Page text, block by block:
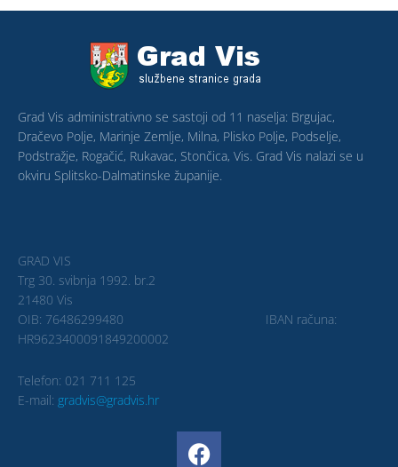
Grad Vis administrativno se sastoji od 11 naselja: Brgujac,
Dračevo Polje, Marinje Zemlje, Milna, Plisko Polje, Podselje,
Podstražje, Rogačić, Rukavac, Stončica, Vis. Grad Vis nalazi se u
okviru Splitsko-Dalmatinske županije.
GRAD VIS
Trg 30. svibnja 1992. br.2
21480 Vis
OIB: 76486299480 IBAN računa:
HR9623400091849200002
Telefon: 021 711 125
E-mail: gradvis@gradvis.hr
F